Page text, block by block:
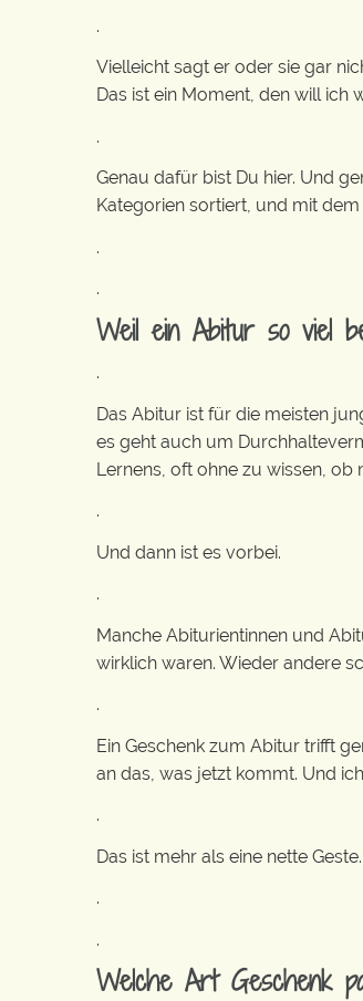
.
Vielleicht sagt er oder sie gar
Das ist ein Moment, den will ich
.
Genau dafür bist Du hier. Und
Kategorien sortiert, und mit
.
.
Weil ein Abitur so viel
.
Das Abitur ist für die meisten
es geht auch um
Lernens, oft ohne zu wissen, ob
.
Und dann ist es vorbei.
.
Manche Abiturientinnen und
wirklich waren. Wieder andere
.
Ein Geschenk zum Abitur trifft
an das, was jetzt kommt. Und
.
Das ist mehr als eine nette
.
.
Welche Art Geschenk